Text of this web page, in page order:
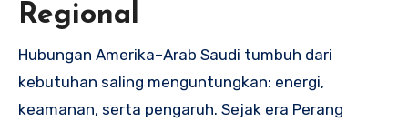
Regional
Hubungan Amerika–Arab Saudi tumbuh dari
kebutuhan saling menguntungkan: energi,
keamanan, serta pengaruh. Sejak era Perang